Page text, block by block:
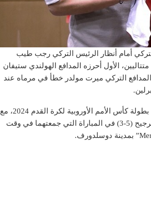
أمام أنظار الرئيس التركي رجب طيب
الأول أحرزه المدافع الهولندي ستيفان
سجله المدافع التركي ميرت مولدر خطأ في مرماه عند
وضرب المنتخب الهولندي موعدا في الدور قبل النهائي للنسخة الـ17 من بطولة كأس الأمم الأوروبية لكرة القدم 2024، مع
المنتخب الإنجليزي، الذي تغلب بدوره على نظيره السويسري، بركلات الترجيح (5-3) في المباراة التي جمعتهما في وقت